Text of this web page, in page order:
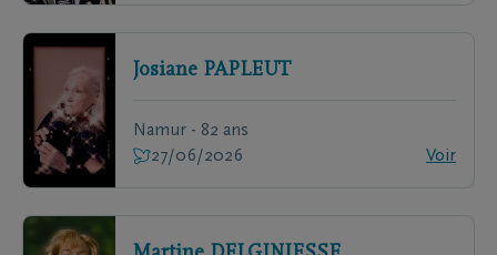
Josiane PAPLEUT
Namur - 82 ans
27/06/2026
Voir